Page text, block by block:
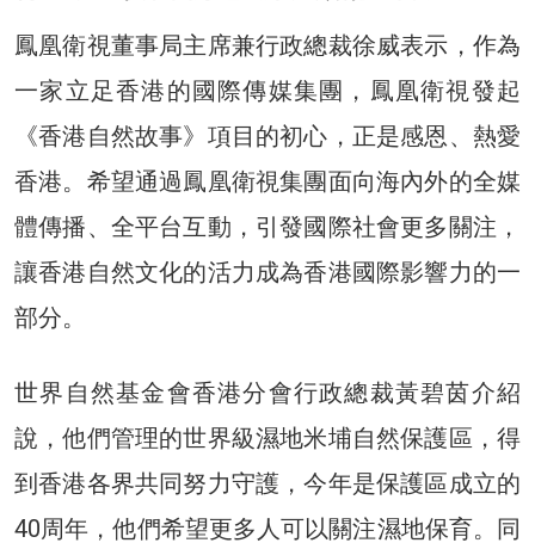
鳳凰衛視董事局主席兼行政總裁徐威表示，作為
一家立足香港的國際傳媒集團，鳳凰衛視發起
《香港自然故事》項目的初心，正是感恩、熱愛
香港。希望通過鳳凰衛視集團面向海內外的全媒
體傳播、全平台互動，引發國際社會更多關注，
讓香港自然文化的活力成為香港國際影響力的一
部分。
世界自然基金會香港分會行政總裁黃碧茵介紹
說，他們管理的世界級濕地米埔自然保護區，得
到香港各界共同努力守護，今年是保護區成立的
40周年，他們希望更多人可以關注濕地保育。同